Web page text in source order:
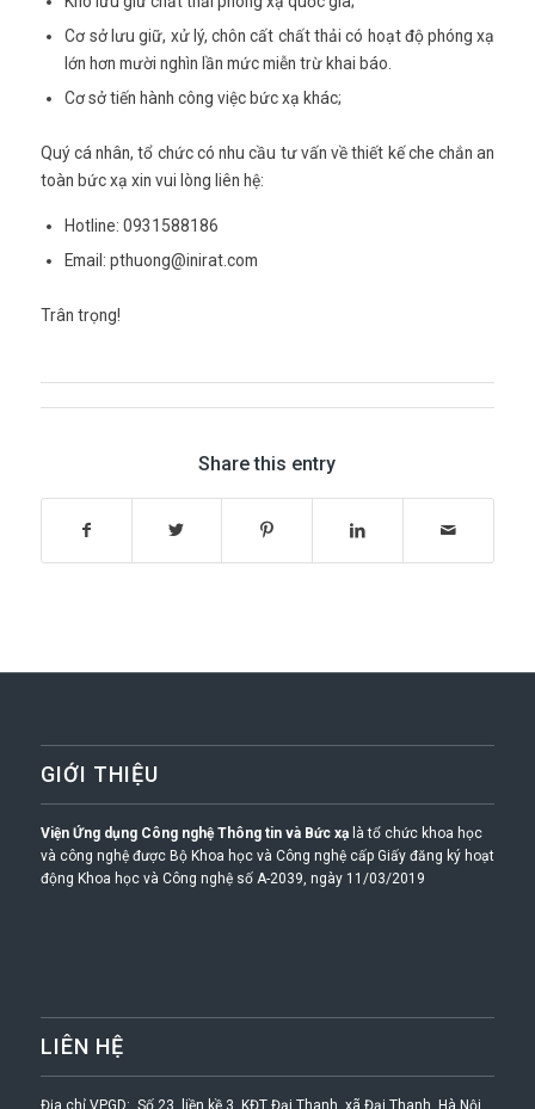
Cơ sở lưu giữ, xử lý, chôn cất chất thải có hoạt độ phóng xạ
lớn hơn mười nghìn lần mức miễn trừ khai báo.
Cơ sở tiến hành công việc bức xạ khác;
Quý cá nhân, tổ chức có nhu cầu tư vấn về thiết kế che chắn an
toàn bức xạ xin vui lòng liên hệ:
Hotline: 0931588186
Email: pthuong@inirat.com
Trân trọng!
Share this entry
GIỚI THIỆU
Viện Ứng dụng Công nghệ Thông tin và Bức xạlà tổ chức khoa học
và công nghệ được Bộ Khoa học và Công nghệ cấp Giấy đăng ký hoạt
động Khoa học và Công nghệ số A-2039, ngày 11/03/2019
LIÊN HỆ
Địa chỉ VPGD: Số 23, liền kề 3, KĐT Đại Thanh, xã Đại Thanh, Hà Nội.